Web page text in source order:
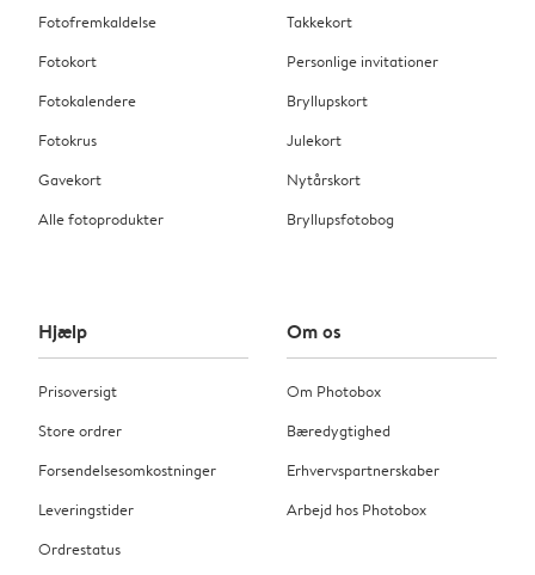
Fotofremkaldelse
Fotokort
Fotokalendere
Fotokrus
Gavekort
Alle fotoprodukter
Takkekort
Personlige invitationer
Bryllupskort
Julekort
Nytårskort
Bryllupsfotobog
Hjælp
Prisoversigt
Store ordrer
Forsendelsesomkostninger
Leveringstider
Ordrestatus
Om os
Om Photobox
Bæredygtighed
Erhvervspartnerskaber
Arbejd hos Photobox